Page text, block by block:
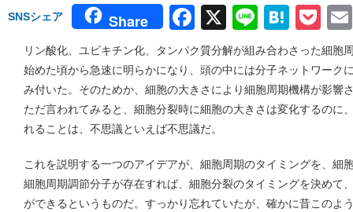
SNSシェア Share Facebook
X Line
リン酸化、ユビキチン化、タンパク質分解が組み合わさった細胞
始めた頃から急速に明らかになり、頭の中には分子ネットワーク
み付いた。そのためか、細胞の大きさにより細胞周期機構が影響
ただ言われてみると、細胞分裂時に細胞の大きさは変化するのに
れることは、不思議といえば不思議だ。
これを説明する一つのアイデアが、細胞周期のタイミングを、細
細胞周期調節分子が存在すれば、細胞分裂のタイミングを決めて
ができるというものだ。すっかり忘れていたが、確かに昔このよ